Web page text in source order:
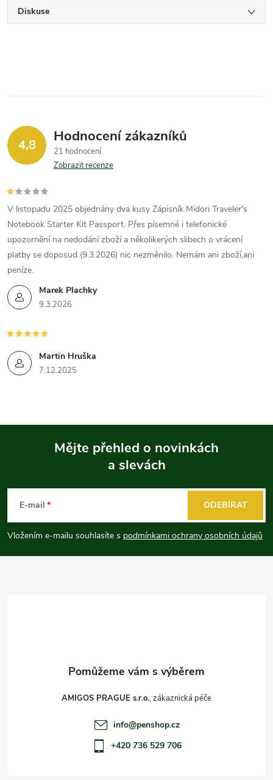
Diskuse
4,8 Hodnocení zákazníků
21 hodnocení
Zobrazit recenze
Marek Plachky
9.3.2026
V listopadu 2025 objednány dva kusy Zápisník Midori Traveler's
Notebook Starter Kit Passport. Přes písemné i telefonické
upozornění na nedodání zboží a několikerých slibech o vrácení
platby se doposud (9.3.2026) nic nezměnilo. Nemám ani zboží,ani
peníze.
Martin Hruška
7.12.2025
p
a
Mějte přehled o novinkách
a slevách
E-mail
Vložením e-mailu souhlasíte s podmínkami ochrany osobních údajů
ODEBÍRAT
AMIGOS PRAGUE s.r.o.
info@penshop.cz
+420 736 529 706